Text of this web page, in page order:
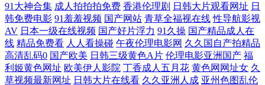
国产精品18 婷婷精品免费久久 成人香蕉视频在线 欧美孕交视频 最近国语
高清免费观看视频 精品在线大香蕉 亚洲欧美综合精品二区 韩国黄色电影
在线 亚洲欧美国产日日 国产免费露脸 天龙高清影院远古电影首 6080电影
91大神合集 成人拍拍拍免费 香港伦理剧 日韩大片观看网址 日
韩免费电影 91羞羞视频 国产网站 青草全福视在线 性导航影视
AV 日本一级在线视频 国产好片浮力 91久操 国产精品成人在
线 精品免费看 人人看操碰 午夜伦理电影网 久久国自产拍精品
高清乱码0 国产欧美 日韩三级黄色A片 伦理电影亚洲国产 福
利姬黄色网址 欧美伊人影院 丁香成人五月花 黄色网网址女 久
草视频最新网址 日韩大片在线看 久久亚洲人成 亚州色图乱伦